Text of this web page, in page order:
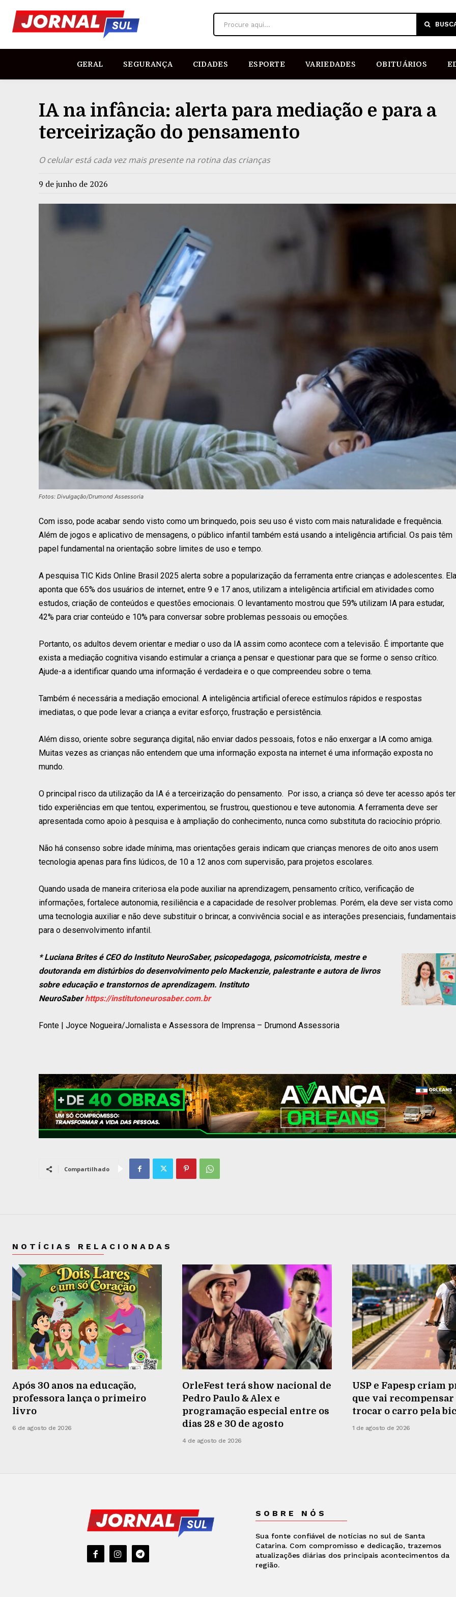
Procure aqui...
GERAL SEGURANÇA CIDADES ESPORTE VARIEDADES OBITUÁRIOS
IA na infância: alerta para mediação e para a
terceirização do pensamento
O celular está cada vez mais presente na rotina das crianças
9 de junho de 2026
Fotos: Divulgação/Drumond Assessoria
Com isso, pode acabar sendo visto como um brinquedo, pois seu uso é visto com mais naturalidade e frequência.
Além de jogos e aplicativo de mensagens, o público infantil também está usando a inteligência artificial. Os pais têm
papel fundamental na orientação sobre limites de uso e tempo.
A pesquisa TIC Kids Online Brasil 2025 alerta sobre a popularização da ferramenta entre crianças e adolescentes. Ela
aponta que 65% dos usuários de internet, entre 9 e 17 anos, utilizam a inteligência artificial em atividades como
estudos, criação de conteúdos e questões emocionais. O levantamento mostrou que 59% utilizam IA para estudar,
42% para criar conteúdo e 10% para conversar sobre problemas pessoais ou emoções.
Portanto, os adultos devem orientar e mediar o uso da IA assim como acontece com a televisão. É importante que
exista a mediação cognitiva visando estimular a criança a pensar e questionar para que se forme o senso crítico.
Ajude-a a identificar quando uma informação é verdadeira e o que compreendeu sobre o tema.
Também é necessária a mediação emocional. A inteligência artificial oferece estímulos rápidos e respostas
imediatas, o que pode levar a criança a evitar esforço, frustração e persistência.
Além disso, oriente sobre segurança digital, não enviar dados pessoais, fotos e não enxergar a IA como amiga.
Muitas vezes as crianças não entendem que uma informação exposta na internet é uma informação exposta no
mundo.
O principal risco da utilização da IA é a terceirização do pensamento. Por isso, a criança só deve ter acesso após ter
tido experiências em que tentou, experimentou, se frustrou, questionou e teve autonomia. A ferramenta deve ser
apresentada como apoio à pesquisa e à ampliação do conhecimento, nunca como substituta do raciocínio próprio.
Não há consenso sobre idade mínima, mas orientações gerais indicam que crianças menores de oito anos usem
tecnologia apenas para fins lúdicos, de 10 a 12 anos com supervisão, para projetos escolares.
Quando usada de maneira criteriosa ela pode auxiliar na aprendizagem, pensamento crítico, verificação de
informações, fortalece autonomia, resiliência e a capacidade de resolver problemas. Porém, ela deve ser vista como
uma tecnologia auxiliar e não deve substituir o brincar, a convivência social e as interações presenciais, fundamentais
para o desenvolvimento infantil.
* Luciana Brites é CEO do Instituto NeuroSaber, psicopedagoga, psicomotricista, mestre e
doutoranda em distúrbios do desenvolvimento pelo Mackenzie, palestrante e autora de livros
sobre educação e transtornos de aprendizagem. Instituto
NeuroSaberhttps://institutoneurosaber.com.br
Fonte | Joyce Nogueira/Jornalista e Assessora de Imprensa – Drumond Assessoria
Compartilhado
NOTÍCIAS RELACIONADAS
Após 30 anos na educação,
professora lança o primeiro
livro
6 de agosto de 2026
OrleFest terá show nacional de
Pedro Paulo & Alex e
programação especial entre os
dias 28 e 30 de agosto
4 de agosto de 2026
USP e Fapesp criam
que vai recompensar
trocar o carro pela
1 de agosto de 2026
SOBRE NÓS
Sua fonte confiável de notícias no sul de Santa
Catarina. Com compromisso e dedicação, trazemos
atualizações diárias dos principais acontecimentos da
região.